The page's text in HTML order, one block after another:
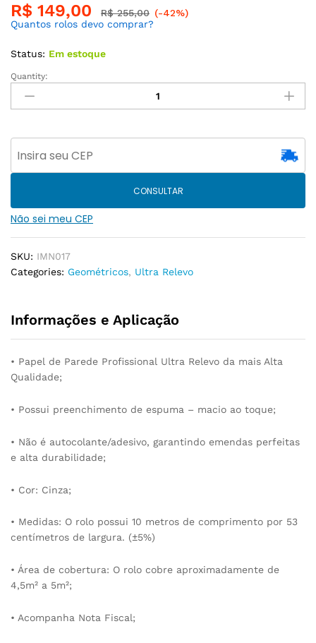
R$ 149,00 R$255,00 (-42%)
Quantos rolos devo comprar?
Status: Em estoque
Quantity:
CONSULTAR
Não sei meu CEP
SKU: IMN017
Categories: Geométricos, Ultra Relevo
Informações e Aplicação
• Papel de Parede Profissional Ultra Relevo da mais Alta
Qualidade;
• Possui preenchimento de espuma – macio ao toque;
• Não é autocolante/adesivo, garantindo emendas perfeitas
e alta durabilidade;
• Cor: Cinza;
• Medidas: O rolo possui 10 metros de comprimento por 53
centímetros de largura. (±5%)
• Área de cobertura: O rolo cobre aproximadamente de
4,5m² a 5m²;
• Acompanha Nota Fiscal;